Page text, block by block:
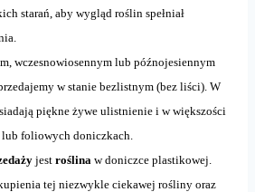
starań, aby wygląd roślin spełniał
wczesnowiosennym lub późnojesiennym
w stanie bezlistnym (bez liści). W
piękne żywe ulistnienie i w większości
foliowych doniczkach.
jest roślina w doniczce plastikowej.
tej niezwykle ciekawej rośliny oraz